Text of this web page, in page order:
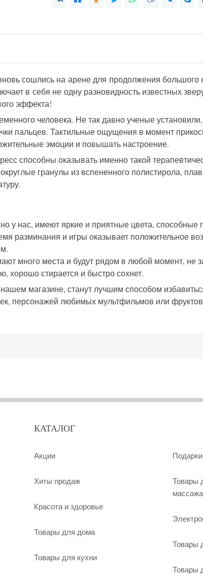
сошлись на арене для продолжения
в себя не одну разновидность известных
эффекта!
человека. Не так давно ученые
пальцев. Тактильные ощущения в момент
эмоции и повышать настроение.
способны оказывать именно такой
гранулы из вспененного полистирола,
у нас, имеют яркие и приятные цвета,
разминания и игры оказывает положительное
много места и будут рядом в любой момент, не
хорошо стирается и быстро сохнет.
магазине, станут лучшим способом
персонажей любимых мультфильмов или
КАТАЛОГ
Акции
Хиты продаж
Красота и здоровье
Товары для дома
Товары для кухни
Товары
массажа
Товары
Товары